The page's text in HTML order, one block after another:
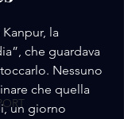
su 5.
Kanpur, la
che guardava
Nessuno
che quella
un giorno